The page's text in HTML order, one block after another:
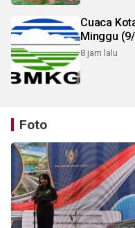
Cuaca
Minggu
8 jam lalu
Foto